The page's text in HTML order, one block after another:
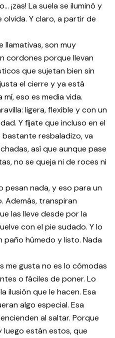
¡zas! La suela se iluminó y
Y claro, a partir de
llamativas, son muy
cordones porque llevan
que sujetan bien sin
el cierre y ya está
eso es media vida.
ligera, flexible y con un
Y fíjate que incluso en el
bastante resbaladizo, va
así que aunque pase
no se queja ni de roces ni
pesan nada, y eso para un
Además, transpiran
las lleve desde por la
con el pie sudado. Y lo
paño húmedo y listo. Nada
me gusta no es lo cómodas
o fáciles de poner. Lo
ilusión que le hacen. Esa
algo especial. Esa
al saltar. Porque
están estos, que